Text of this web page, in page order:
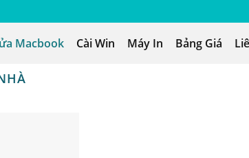
Macbook Cài Win Máy In Bảng Giá